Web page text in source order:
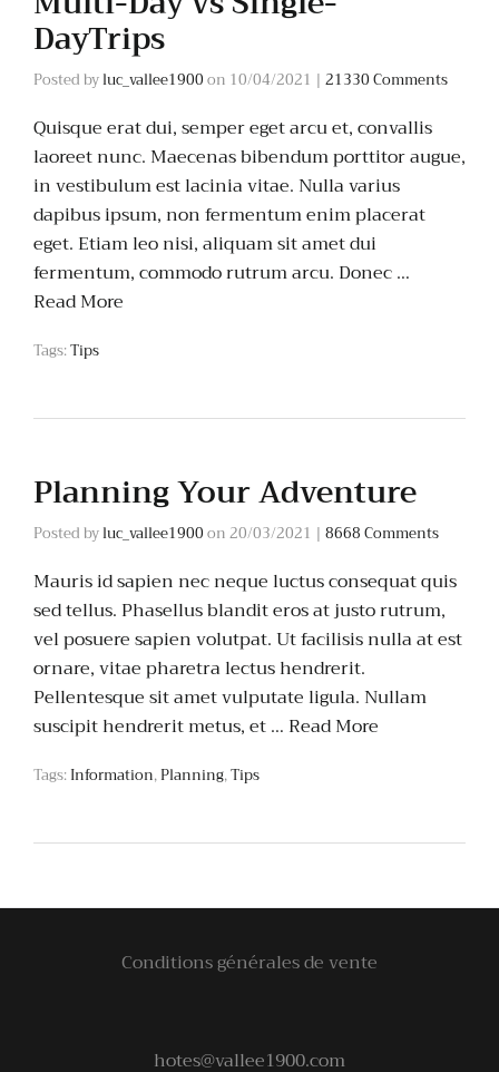
DayTrips
Posted byluc_vallee1900on 10/04/2021 | 21330 Comments
Quisque erat dui, semper eget arcu et, convallis
laoreet nunc. Maecenas bibendum porttitor augue,
in vestibulum est lacinia vitae. Nulla varius
dapibus ipsum, non fermentum enim placerat
eget. Etiam leo nisi, aliquam sit amet dui
fermentum, commodo rutrum arcu. Donec …
Read More
Tags:Tips
Planning Your Adventure
Posted byluc_vallee1900on20/03/2021 | 8668 Comments
Mauris id sapien nec neque luctus consequat quis
sed tellus. Phasellus blandit eros at justo rutrum,
vel posuere sapien volutpat. Ut facilisis nulla at est
ornare, vitae pharetra lectus hendrerit.
Pellentesque sit amet vulputate ligula. Nullam
suscipit hendrerit metus, et … Read More
Tags:Information,Planning,Tips
Conditions générales de vente
hotes@vallee1900.com